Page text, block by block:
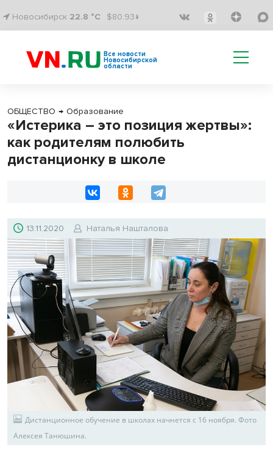
Новосибирск 22.8 °C $80.93↓
Все новости
Новосибирской
области
ОБЩЕСТВО → Образование
«Истерика – это позиция жертвы»:
как родителям полюбить
дистанционку в школе
13.11.2020 Наталья Нашталова
Дистанционное обучение в школах начнется с 16 ноября. Фото
Алексея Танюшина.